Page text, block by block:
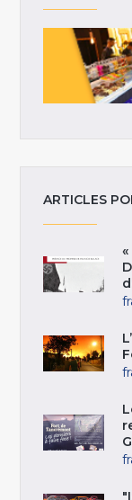
ARTICLES